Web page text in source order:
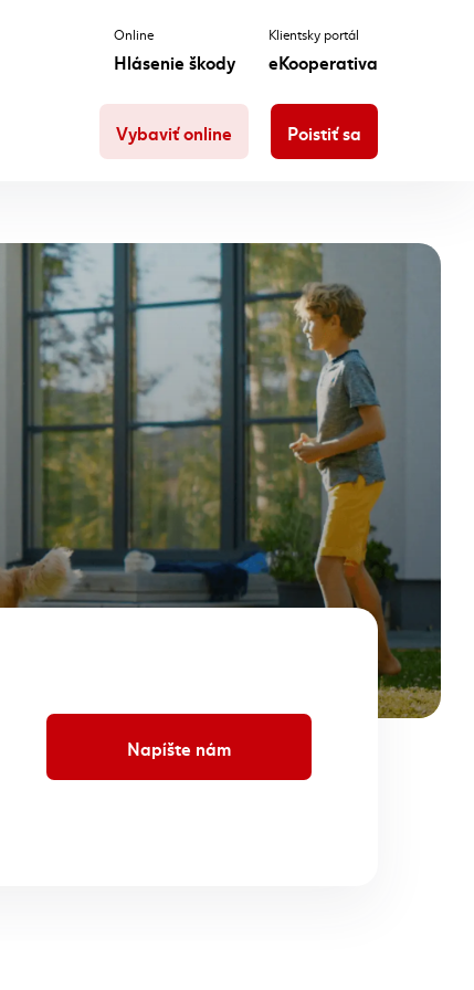
Online
Hlásenie škody
Klientsky portál
eKooperativa
Vybaviť online Poistiť sa
Napíšte nám